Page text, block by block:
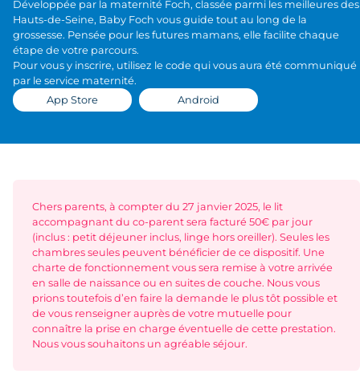
Développée par la maternité Foch, classée parmi les meilleures des
Hauts-de-Seine, Baby Foch vous guide tout au long de la
grossesse. Pensée pour les futures mamans, elle facilite chaque
étape de votre parcours.
Pour vous y inscrire, utilisez le code qui vous aura été communiqué
par le service maternité.
App Store
Android
Chers parents, à compter du 27 janvier 2025, le lit
accompagnant du co-parent sera facturé 50€ par jour
(inclus : petit déjeuner inclus, linge hors oreiller). Seules les
chambres seules peuvent bénéficier de ce dispositif. Une
charte de fonctionnement vous sera remise à votre arrivée
en salle de naissance ou en suites de couche. Nous vous
prions toutefois d’en faire la demande le plus tôt possible et
de vous renseigner auprès de votre mutuelle pour
connaître la prise en charge éventuelle de cette prestation.
Nous vous souhaitons un agréable séjour.